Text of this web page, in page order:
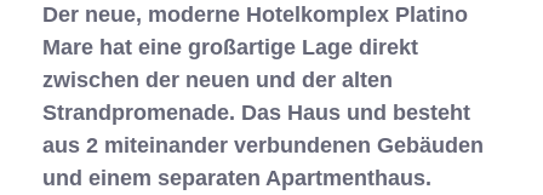
Der neue, moderne Hotelkomplex Platino
Mare hat eine großartige Lage direkt
zwischen der neuen und der alten
Strandpromenade. Das Haus und besteht
aus 2 miteinander verbundenen Gebäuden
und einem separaten Apartmenthaus.